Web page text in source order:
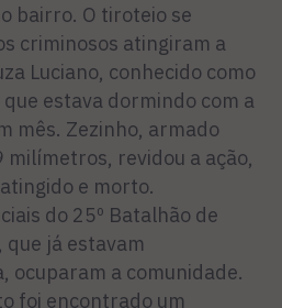
bairro. O tiroteio se
criminosos atingiram a
Luciano, conhecido como
estava dormindo com a
mês. Zezinho, armado
milímetros, revidou a ação,
e morto.
do 25º Batalhão de
que já estavam
ocuparam a comunidade.
foi encontrado um